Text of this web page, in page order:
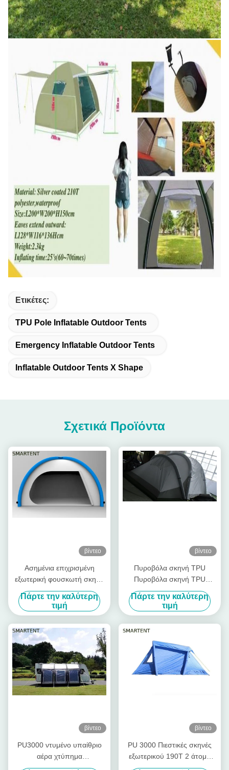
Ετικέτες:
TPU Pole Inflatable Outdoor Tents
Emergency Inflatable Outdoor Tents
Inflatable Outdoor Tents X Shape
Σχετικά Προϊόντα
βίντεο
Ασημένια επιχρισμένη
εξωτερική φουσκωτή σκηνή
κατασκήνωσης 190T μπλε
Blow Up Pop Up σκηνή
Πάρτε την καλύτερη
τιμή
βίντεο
Πυροβόλα σκηνή TPU
Πυροβόλα σκηνή TPU
Πυροβόλα σκηνή Πυροβόλα
σκηνή Πυροσβεστική
πολυεστέρας
Πάρτε την καλύτερη
τιμή
βίντεο
PU3000 ντυμένο υπαίθριο
αέρα χτύπημα
στρατοπέδευσης σκηνών
βίντεο
PU 3000 Πιεστικές σκηνές
εξωτερικού 190T 2 άτομα
Πιεστικές σκηνές